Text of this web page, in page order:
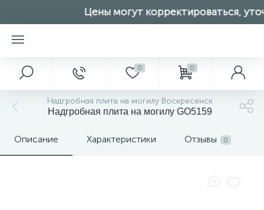
Цены могут корректироваться,
0 0
Надгробная плита на могилу Воскресенск
Надгробная плита на могилу GO5159
Описание Характеристики Отзывы 0